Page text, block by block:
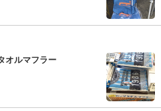
オルマフラー